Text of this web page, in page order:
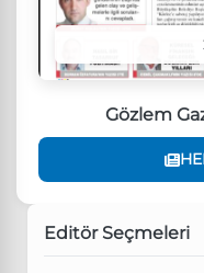
Gözlem
Editör Seçmeleri